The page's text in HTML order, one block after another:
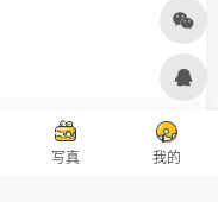
写真 我的
Designed by 设计资源